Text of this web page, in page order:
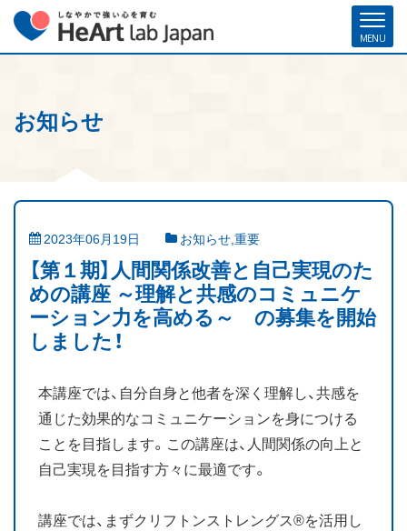
ホーム
クリフトンストレングス®（ストレングスファインダー®）
ストレングスコーチング／セミナー
研修・人材育成／組織開発支援
コーチ紹介
お客様の声
お知らせ
お知らせ
2023年06月19日 お知らせ,重要
【第１期】人間関係改善と自己実現のた
めの講座 ～理解と共感のコミュニケ
ーション力を高める～ の募集を開始
しました！
本講座では、自分自身と他者を深く理解し、共感を
通じた効果的なコミュニケーションを身につける
ことを目指します。この講座は、人間関係の向上と
自己実現を目指す方々に最適です。
講座では、まずクリフトンストレングス®を活用し